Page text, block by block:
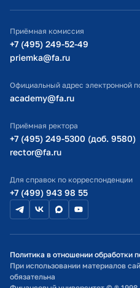
Министерство просвещения
Министерство науки и
Приёмная комиссия
+7 (495) 249-52-49
priemka@fa.ru
Официальный адрес электронной
academy@fa.ru
Приёмная ректора
+7 (495) 249-5300 (доб. 9580)
rector@fa.ru
Для справок по корреспонденции
+7 (499) 943 98 55
Политика в отношении обработки
При использовании материалов
обязательна